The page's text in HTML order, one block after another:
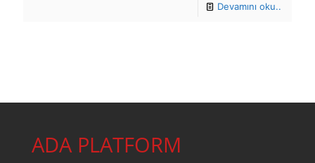
Devamını oku..
ADA PLATFORM